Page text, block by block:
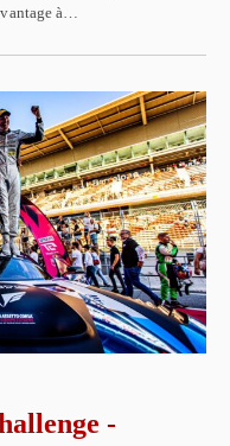
à…
-